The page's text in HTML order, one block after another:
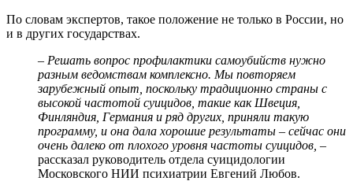
По словам экспертов, такое положение не только в России, но
и в других государствах.
– Решать вопрос профилактики самоубийств нужно
разным ведомствам комплексно. Мы повторяем
зарубежный опыт, поскольку традиционно страны с
высокой частотой суицидов, такие как Швеция,
Финляндия, Германия и ряд других, приняли такую
программу, и она дала хорошие результаты – сейчас они
очень далеко от плохого уровня частоты суицидов, –
рассказал руководитель отдела суицидологии
Московского НИИ психиатрии Евгений Любов.